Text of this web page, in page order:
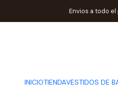
INICIOTIENDAVESTIDOS DE
Envios a todo el
|